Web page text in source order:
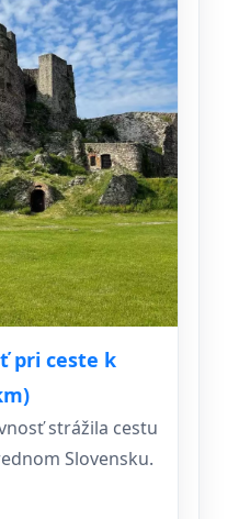
pri ceste k
strážila cestu
Slovensku.